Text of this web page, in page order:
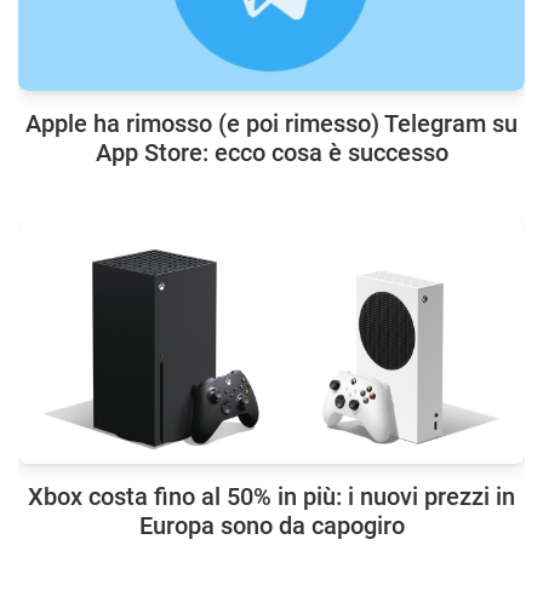
Apple ha rimosso (e poi rimesso) Telegram su
App Store: ecco cosa è successo
Xbox costa fino al 50% in più: i nuovi prezzi in
Europa sono da capogiro